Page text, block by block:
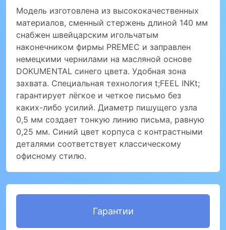
Модель изготовлена из высококачественных
материалов, сменный стержень длиной 140 мм
снабжен швейцарским игольчатым
наконечником фирмы PREMEC и заправлен
немецкими чернилами на масляной основе
DOKUMENTAL синего цвета. Удобная зона
захвата. Специальная технология t;FEEL INKt;
гарантирует лёгкое и четкое письмо без
каких-либо усилий. Диаметр пишущего узла
0,5 мм создает тонкую линию письма, равную
0,25 мм. Синий цвет корпуса с контрастными
деталями соответствует классическому
офисному стилю.
Гарантии